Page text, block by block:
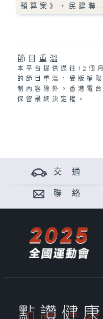
預算案》，民建聯…
節目重溫
本平台提供過往12個月
的節目重溫，受版權限
制內容除外。香港電台
保留最終決定權。
交 通
聯 絡